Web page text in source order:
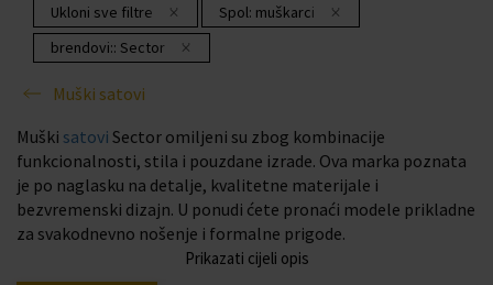
Ukloni sve filtre Spol: muškarci
brendovi:: Sector
Muški satovi
Muški satovi Sector omiljeni su zbog kombinacije
funkcionalnosti, stila i pouzdane izrade. Ova marka poznata
je po naglasku na detalje, kvalitetne materijale i
bezvremenski dizajn. U ponudi ćete pronaći modele prikladne
za svakodnevno nošenje i formalne prigode.
Prikazati cijeli opis